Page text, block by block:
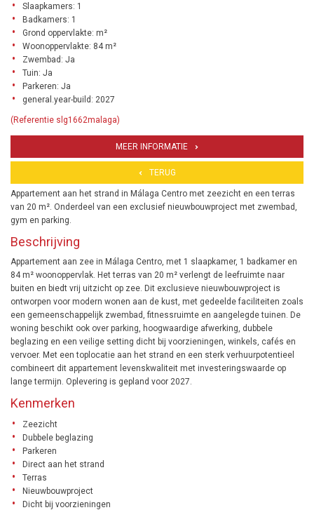
Slaapkamers: 1
Badkamers: 1
Grond oppervlakte: m²
Woonoppervlakte: 84 m²
Zwembad: Ja
Tuin: Ja
Parkeren: Ja
general.year-build: 2027
(Referentie slg1662malaga)
MEER INFORMATIE
TERUG
Appartement aan het strand in Málaga Centro met zeezicht en een terras
van 20 m². Onderdeel van een exclusief nieuwbouwproject met zwembad,
gym en parking.
Beschrijving
Appartement aan zee in Málaga Centro, met 1 slaapkamer, 1 badkamer en
84 m² woonoppervlak. Het terras van 20 m² verlengt de leefruimte naar
buiten en biedt vrij uitzicht op zee. Dit exclusieve nieuwbouwproject is
ontworpen voor modern wonen aan de kust, met gedeelde faciliteiten zoals
een gemeenschappelijk zwembad, fitnessruimte en aangelegde tuinen. De
woning beschikt ook over parking, hoogwaardige afwerking, dubbele
beglazing en een veilige setting dicht bij voorzieningen, winkels, cafés en
vervoer. Met een toplocatie aan het strand en een sterk verhuurpotentieel
combineert dit appartement levenskwaliteit met investeringswaarde op
lange termijn. Oplevering is gepland voor 2027.
Kenmerken
Zeezicht
Dubbele beglazing
Parkeren
Direct aan het strand
Terras
Nieuwbouwproject
Dicht bij voorzieningen